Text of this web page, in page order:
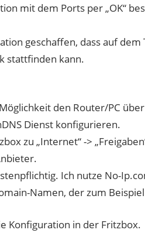
mit dem Ports per „OK“
geschaffen, dass auf
stattfinden kann.
den Router/PC
Dienst konfigurieren.
zu „Internet“ ->
Ich nutze No-
Namen, der zum
Konfiguration in der Fritzbox.